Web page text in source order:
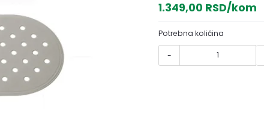
1.349,00 RSD/kom
Potrebna količina
-